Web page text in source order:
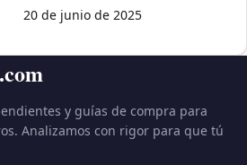
20 de junio de 2025
.com
y guías de compra para
Analizamos con rigor para que tú